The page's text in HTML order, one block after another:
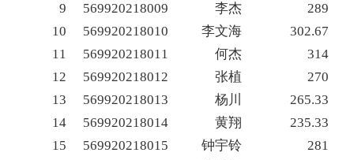
9
569920218009 李杰
289
10
569920218010 李文海
302.67
11
569920218011 何杰
314
12
569920218012 张植
270
13
569920218013 杨川
265.33
14
569920218014 黄翔
235.33
15
569920218015 钟宇铃
281